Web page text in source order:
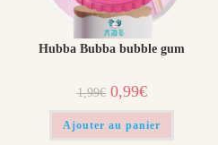
Hubba Bubba bubble gum
1,99€ Le
prix
initial
était :
0,99€Le
prix
actuel
est :
Ajouter au panier